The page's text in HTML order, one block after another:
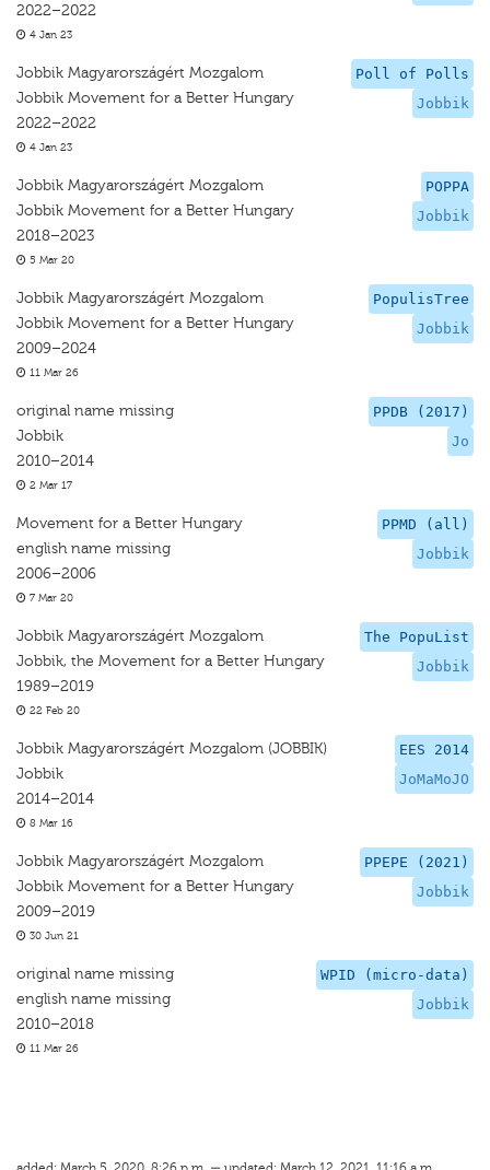
2022–2022
4 Jan 23
Poll of Polls
Jobbik
Jobbik Magyarországért Mozgalom
Jobbik Movement for a Better Hungary
2022–2022
4 Jan 23
POPPA
Jobbik
Jobbik Magyarországért Mozgalom
Jobbik Movement for a Better Hungary
2018–2023
5 Mar 20
PopulisTree
Jobbik
Jobbik Magyarországért Mozgalom
Jobbik Movement for a Better Hungary
2009–2024
11 Mar 26
PPDB (2017)
Jo
original name missing
Jobbik
2010–2014
2 Mar 17
PPMD (all)
Jobbik
Movement for a Better Hungary
english name missing
2006–2006
7 Mar 20
The PopuList
Jobbik
Jobbik Magyarországért Mozgalom
Jobbik, the Movement for a Better Hungary
1989–2019
22 Feb 20
EES 2014
JoMaMoJO
Jobbik Magyarországért Mozgalom (JOBBIK)
Jobbik
2014–2014
8 Mar 16
PPEPE (2021)
Jobbik
Jobbik Magyarországért Mozgalom
Jobbik Movement for a Better Hungary
2009–2019
30 Jun 21
WPID (micro-data)
Jobbik
original name missing
english name missing
2010–2018
11 Mar 26